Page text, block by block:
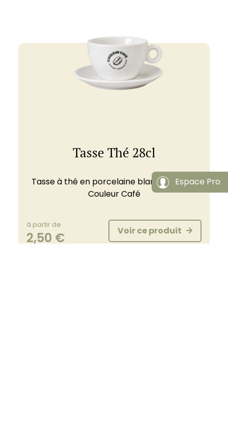
Tasse Thé 28cl
Tasse à thé en porcelaine blanche 28cl –
Couleur Café
à partir de
2,50 € Voir ce produit
Espace Pro